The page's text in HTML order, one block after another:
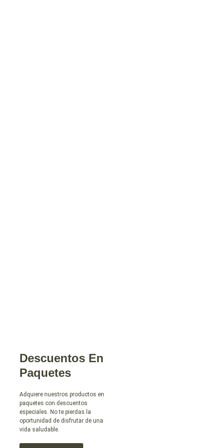
Descuentos En
Paquetes
Adquiere nuestros productos en
paquetes con descuentos
especiales. No te pierdas la
oportunidad de disfrutar de una
vida saludable.